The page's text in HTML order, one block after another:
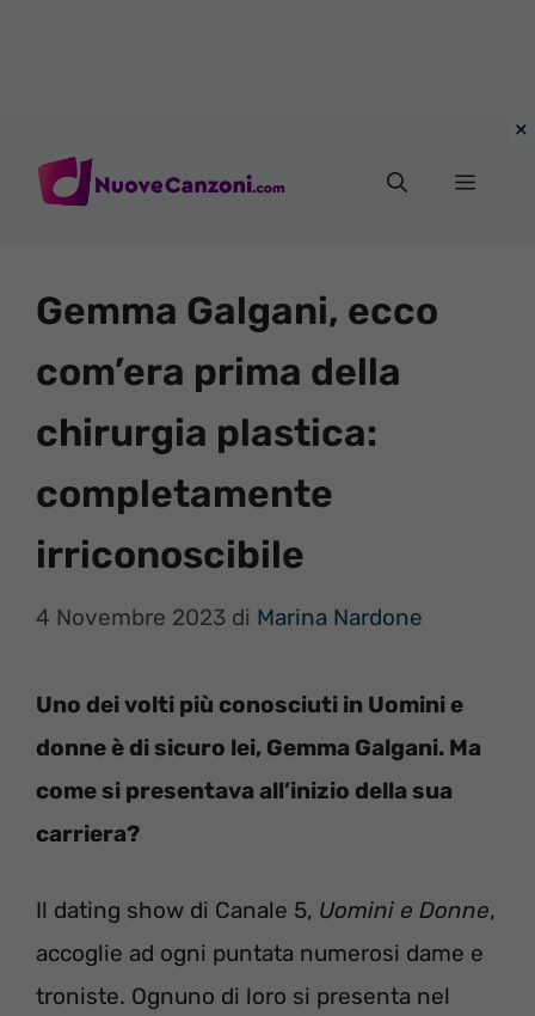
Menu
Gemma Galgani, ecco
com’era prima della
chirurgia plastica:
completamente
irriconoscibile
4 Novembre 2023 di Marina Nardone
Uno dei volti più conosciuti in Uomini e
donne è di sicuro lei, Gemma Galgani. Ma
come si presentava all’inizio della sua
carriera?
Il dating show di Canale 5, Uomini e Donne,
accoglie ad ogni puntata numerosi dame e
troniste. Ognuno di loro si presenta nel